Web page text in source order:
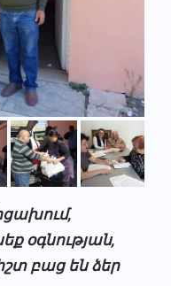
օգնության,
բաց են ձեր